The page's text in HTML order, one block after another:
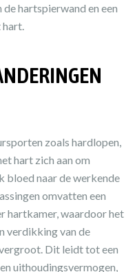
hartspierwand en een
hart.
zoals hardlopen,
hart zich aan om
naar de werkende
omvatten een
hartkamer, waardoor het
verdikking van de
Dit leidt tot een
uithoudingsvermogen,